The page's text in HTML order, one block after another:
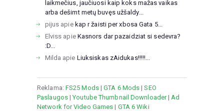
laikmečius, jaučiuosi kaip koks mažas vaikas
arba dešimt metų buvęs užšaldy...
pijus apie kap r žaisti per xbosa Gata 5...
Elviss apie Kasnors dar pazaidziat si sedevra?
:D...
Milda apie Liuksiskas zAidukas!!!!!...
Reklama: FS25 Mods|GTA 6 Mods |SEO
Paslaugos|Youtube Thumbnail Downloader| Ad
Network for Video Games | GTA 6 Wiki